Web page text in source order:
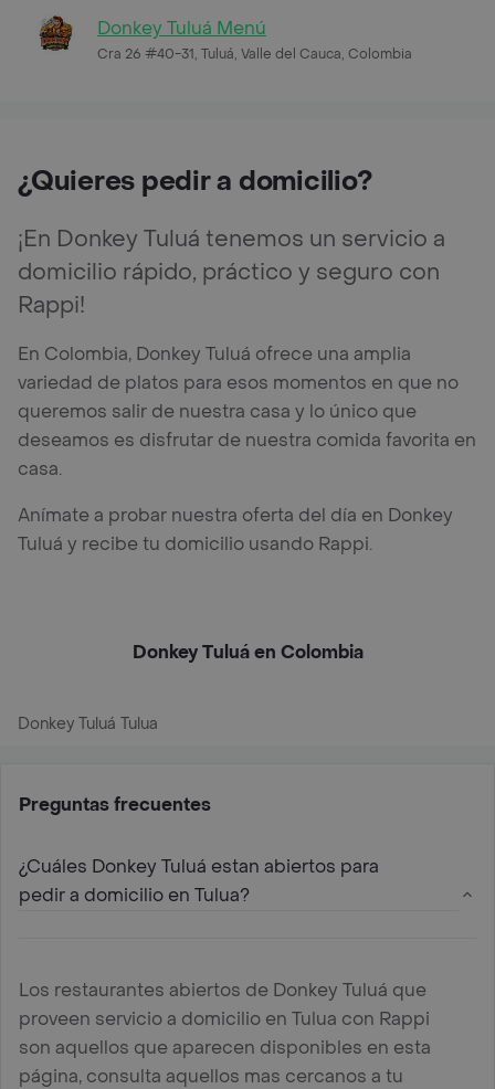
Donkey Tuluá Menú
Cra 26 #40-31, Tuluá, Valle del Cauca, Colombia
¿Quieres pedir a domicilio?
¡En Donkey Tuluá tenemos un servicio a
domicilio rápido, práctico y seguro con
Rappi!
En Colombia, Donkey Tuluá ofrece una amplia
variedad de platos para esos momentos en que no
queremos salir de nuestra casa y lo único que
deseamos es disfrutar de nuestra comida favorita en
casa.
Anímate a probar nuestra oferta del día en Donkey
Tuluá y recibe tu domicilio usando Rappi.
Donkey Tuluá en Colombia
Donkey Tuluá Tulua
Preguntas frecuentes
¿Cuáles Donkey Tuluá estan abiertos para
pedir a domicilio en Tulua?
Los restaurantes abiertos de Donkey Tuluá que
proveen servicio a domicilio en Tulua con Rappi
son aquellos que aparecen disponibles en esta
página, consulta aquellos mas cercanos a tu